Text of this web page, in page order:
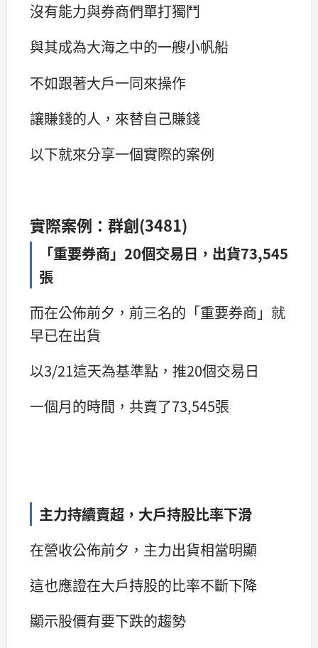
沒有能力與券商們單打獨鬥
與其成為大海之中的一艘小帆船
不如跟著大戶一同來操作
讓賺錢的人，來替自己賺錢
以下就來分享一個實際的案例
實際案例：群創(3481)
「重要券商」20個交易日，出貨73,545
張
而在公佈前夕，前三名的「重要券商」就
早已在出貨
以3/21這天為基準點，推20個交易日
一個月的時間，共賣了73,545張
主力持續賣超，大戶持股比率下滑
在營收公佈前夕，主力出貨相當明顯
這也應證在大戶持股的比率不斷下降
顯示股價有要下跌的趨勢